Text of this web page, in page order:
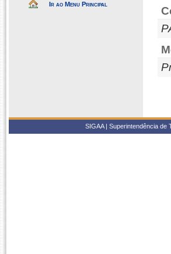
Ir ao Menu Principal
SIGAA | Superintendência de